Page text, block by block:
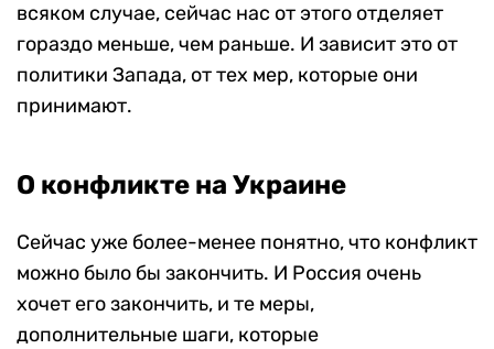
всяком случае, сейчас нас от этого отделяет
гораздо меньше, чем раньше. И зависит это от
политики Запада, от тех мер, которые они
принимают.
О конфликте на Украине
Сейчас уже более-менее понятно, что конфликт
можно было бы закончить. И Россия очень
хочет его закончить, и те меры,
дополнительные шаги, которые